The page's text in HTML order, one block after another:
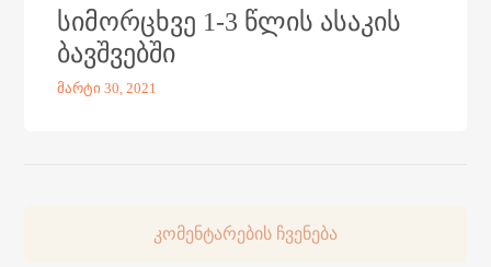
სიმორცხვე 1-3 წლის ასაკის
ბავშვებში
მარტი 30, 2021
კომენტარების ჩვენება